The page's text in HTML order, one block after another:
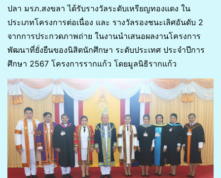
ปลา มรภ.สงขลา ได้รับรางวัลระดับเหรียญทองแดง ใน
ประเภทโครงการต่อเนื่อง และ รางวัลรองชนะเลิศอันดับ 2
จากการประกวดภาพถ่าย ในงานนำเสนอผลงานโครงการ
พัฒนาที่ยั่งยืนของนิสิตนักศึกษา ระดับประเทศ ประจำปีการ
ศึกษา 2567 โครงการรากแก้ว โดยมูลนิธิรากแก้ว